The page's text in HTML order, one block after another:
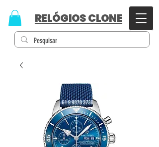
RELÓGIOS CLONE